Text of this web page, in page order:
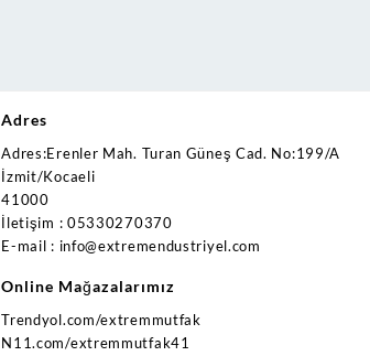
Adres
Adres:Erenler Mah. Turan Güneş Cad. No:199/A
İzmit/Kocaeli
41000
İletişim : 05330270370
E-mail : info@extremendustriyel.com
Online Mağazalarımız
Trendyol.com/extremmutfak
N11.com/extremmutfak41